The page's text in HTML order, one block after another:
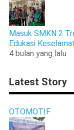
Masuk SMKN 2
Edukasi
4 bulan yang lalu
Latest Story
OTOMOTIF